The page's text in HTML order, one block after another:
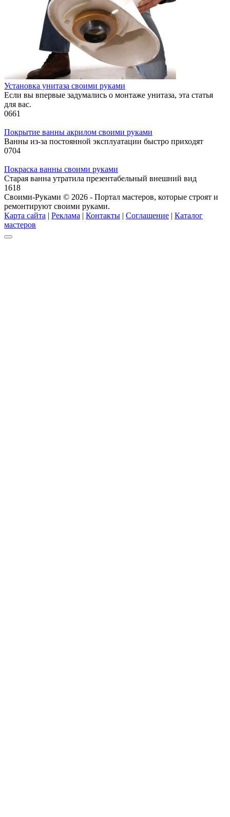
Установка унитаза своими руками
Если вы впервые задумались о монтаже унитаза, эта статья
для вас.
0661
Покрытие ванны акрилом своими руками
Ванны из-за постоянной эксплуатации быстро приходят
0704
Покраска ванны своими руками
Старая ванна утратила презентабельный внешний вид
1618
Своими-Руками © 2026 - Портал мастеров, которые строят и
ремонтируют своими руками.
Карта сайта | Реклама | Контакты | Соглашение | Каталог
мастеров